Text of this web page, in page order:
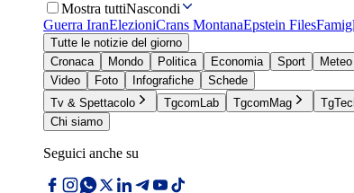
Mostra tuttiNascondi
Guerra IranElezioniCrans MontanaEpstein Files
Tutte le notizie del giorno
Cronaca
Mondo Politica Economia Sport
Meteo
Video
Foto Infografiche
Schede
Tv & Spettacolo
TgcomLab TgcomMag
Chi siamo
Seguici anche su